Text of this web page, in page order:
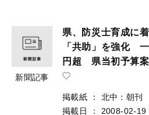
新聞記事
県、防災士育成
「共助」を強化
円超 県当初予算
掲載紙 ：
北中：朝刊
掲載日
： 2008-02-19